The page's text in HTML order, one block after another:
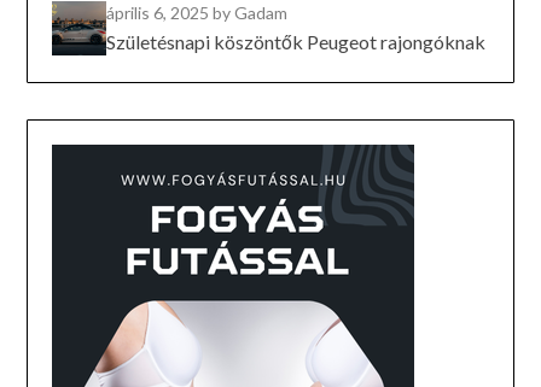
április 6, 2025by Gadam
Születésnapi köszöntők Peugeot rajongóknak